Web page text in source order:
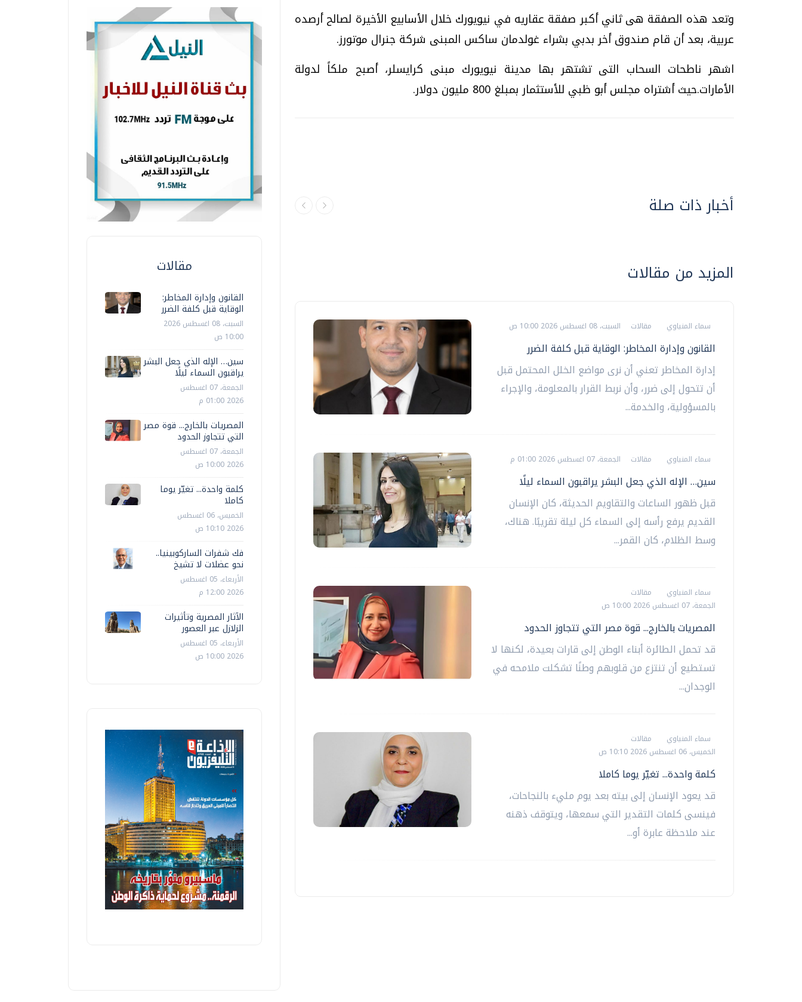
وتعد هذه الصفقة هى ثاني أكبر صفقة عقاريه في نيويورك خلال الأسابيع الأخيرة لصالح أرصده
عربية، بعد أن قام صندوق أخر بدبي بشراء غولدمان ساكس المبنى شركة جنرال موتورز.
اشهر ناطحات السحاب التى تشتهر بها مدينة نيويورك مبنى كرايسلر، أصبح ملكاً لدولة
الأمارات.حيث أشتراه مجلس أبو ظبي للأستثمار بمبلغ 800 مليون دولار.
أخبار ذات صلة
المزيد من مقالات
سماء المنياوي مقالات السبت، 08 اغسطس 2026 10:00 ص
القانون وإدارة المخاطر: الوقاية قبل كلفة الضرر
إدارة المخاطر تعني أن نرى مواضع الخلل المحتمل قبل
أن تتحول إلى ضرر، وأن نربط القرار بالمعلومة، والإجراء
بالمسؤولية، والخدمة...
سماء المنياوي مقالات الجمعة، 07 اغسطس 2026 01:00 م
سين… الإله الذي جعل البشر يراقبون السماء ليلًا
قبل ظهور الساعات والتقاويم الحديثة، كان الإنسان
القديم يرفع رأسه إلى السماء كل ليلة تقريبًا. هناك،
وسط الظلام، كان القمر...
سماء المنياوي
مقالات
الجمعة، 07 اغسطس 2026 10:00 ص
المصريات بالخارج... قوة مصر التي تتجاوز الحدود
قد تحمل الطائرة أبناء الوطن إلى قارات بعيدة، لكنها لا
تستطيع أن تنتزع من قلوبهم وطنًا تشكلت ملامحه في
الوجدان...
سماء المنياوي
مقالات
الخميس، 06 اغسطس 2026 10:10 ص
كلمة واحدة... تغيّر يوما كاملا
قد يعود الإنسان إلى بيته بعد يوم مليء بالنجاحات،
فينسى كلمات التقدير التي سمعها، ويتوقف ذهنه
عند ملاحظة عابرة أو...
مقالات
القانون وإدارة المخاطر:
الوقاية قبل كلفة الضرر
السبت، 08 اغسطس 2026
10:00 ص
سين… الإله الذي جعل البشر
يراقبون السماء ليلًا
الجمعة، 07 اغسطس
2026 01:00 م
المصريات بالخارج... قوة مصر
التي تتجاوز الحدود
الجمعة، 07 اغسطس
2026 10:00 ص
كلمة واحدة... تغيّر يوما
كاملا
الخميس، 06 اغسطس
2026 10:10 ص
فك شفرات الساركوبينيا..
نحو عضلات لا تشيخ
الأربعاء، 05 اغسطس
2026 12:00 م
الآثار المصرية وتأثيرات
الزلازل عبر العصور
الأربعاء، 05 اغسطس
2026 10:00 ص